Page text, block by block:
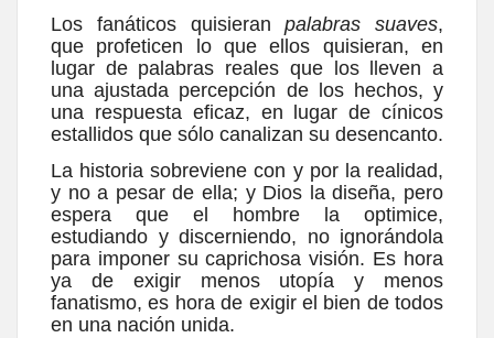
Los fanáticos quisieran
palabras suaves,
que profeticen lo que ellos quisieran, en
lugar de palabras reales que los lleven a
una ajustada percepción de los hechos, y
una respuesta eficaz, en lugar de cínicos
estallidos que sólo canalizan su desencanto.
La historia sobreviene con y por la realidad,
y no a pesar de ella; y Dios la diseña, pero
espera que el hombre la optimice,
estudiando y discerniendo, no ignorándola
para imponer su caprichosa visión. Es hora
ya de exigir menos utopía y menos
fanatismo, es hora de exigir el bien de todos
en una nación unida.